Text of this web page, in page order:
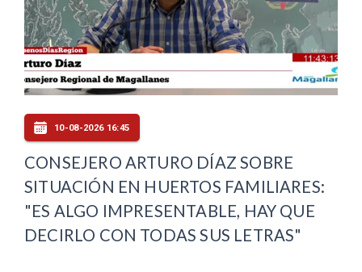
10-08-2026 16:45
CONSEJERO ARTURO DÍAZ SOBRE
SITUACIÓN EN HUERTOS FAMILIARES:
"ES ALGO IMPRESENTABLE, HAY QUE
DECIRLO CON TODAS SUS LETRAS"